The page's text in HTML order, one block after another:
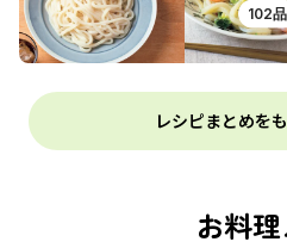
102品
レシピまとめを
お料